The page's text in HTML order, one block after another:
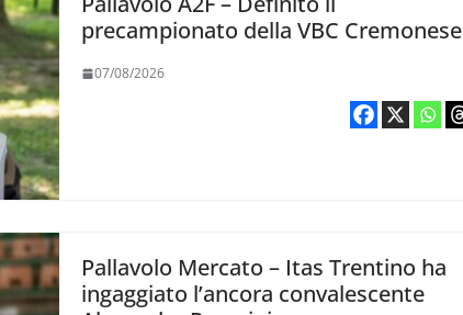
precampionato della VBC Cremonese
07/08/2026
Pallavolo Mercato – Itas Trentino ha
ingaggiato l’ancora convalescente